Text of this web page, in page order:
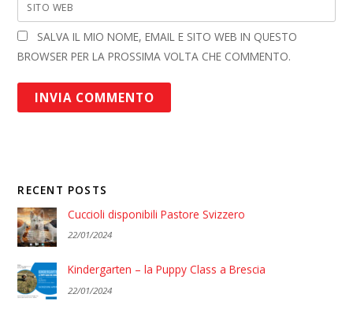
SITO WEB
SALVA IL MIO NOME, EMAIL E SITO WEB IN QUESTO
BROWSER PER LA PROSSIMA VOLTA CHE COMMENTO.
RECENT POSTS
Cuccioli disponibili Pastore Svizzero
22/01/2024
Kindergarten – la Puppy Class a Brescia
22/01/2024